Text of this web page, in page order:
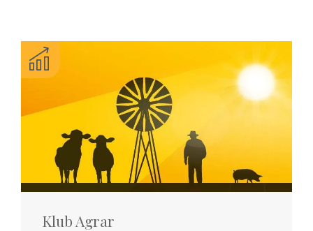
Klub Agrar